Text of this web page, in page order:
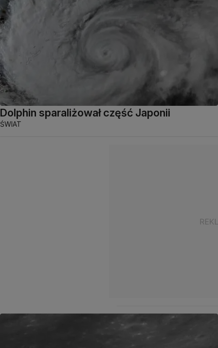
Dolphin sparaliżował część Japonii
ŚWIAT